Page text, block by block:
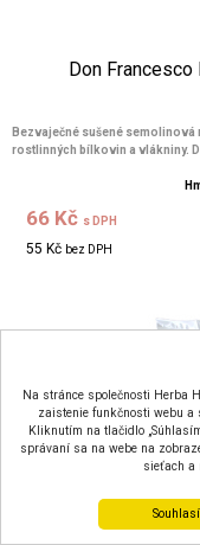
Na stránce společnosti Herba
zaistenie funkčnosti webu a
Kliknutím na tlačidlo
správaní sa na webe na
sieťach a
Don
Bezvaječné sušené semolinová
rostlinných bílkovin a vlákniny.
66 Kč s DPH
55 Kč bez DPH